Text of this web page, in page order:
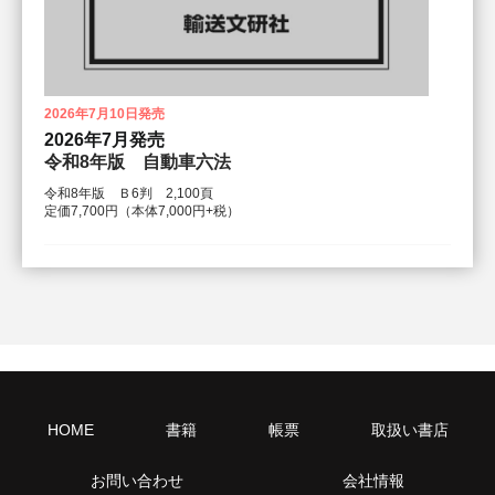
2026年7月10日発売
2026年7月発売
令和8年版 自動車六法
令和8年版 Ｂ6判 2,100頁
定価7,700円（本体7,000円+税）
HOME 書籍 帳票 取扱い書店
お問い合わせ 会社情報